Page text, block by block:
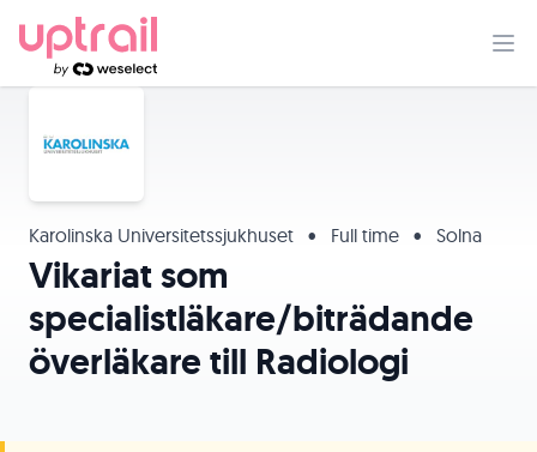
Karolinska Universitetssjukhuset • Full time • Solna
Vikariat som
specialistläkare/biträdande
överläkare till Radiologi